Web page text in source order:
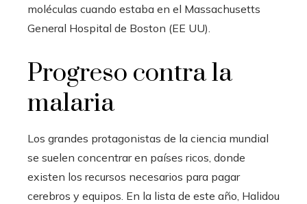
moléculas cuando estaba en el Massachusetts
General Hospital de Boston (EE UU).
Progreso contra la
malaria
Los grandes protagonistas de la ciencia mundial
se suelen concentrar en países ricos, donde
existen los recursos necesarios para pagar
cerebros y equipos. En la lista de este año, Halidou